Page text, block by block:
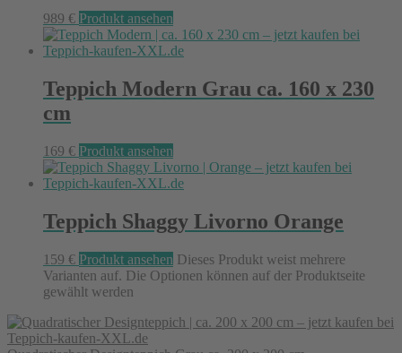
989 € Produkt ansehen
Teppich Modern Grau ca. 160 x 230
cm
169 € Produkt ansehen
Teppich Shaggy Livorno Orange
159 € Produkt ansehen Dieses Produkt weist mehrere
Varianten auf. Die Optionen können auf der Produktseite
gewählt werden